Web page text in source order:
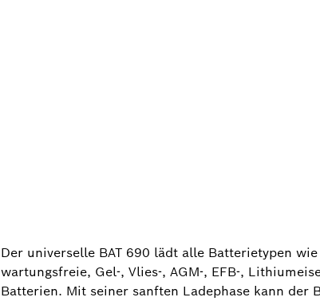
Der universelle BAT 690 lädt alle Batterietypen
wartungsfreie, Gel-, Vlies-, AGM-, EFB-,
Batterien. Mit seiner sanften Ladephase kann der